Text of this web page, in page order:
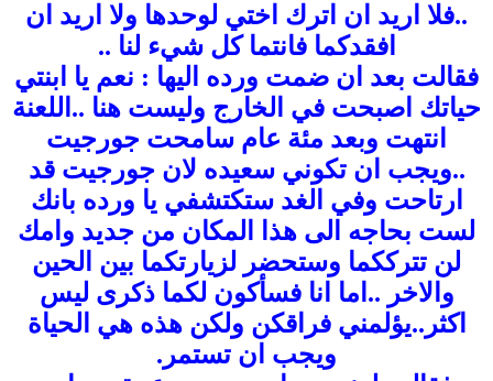
..فلا اريد ان اترك اختي لوحدها ولا اريد ان
افقدكما فانتما كل شيء لنا ..
فقالت بعد ان ضمت ورده اليها : نعم يا ابنتي
حياتك اصبحت في الخارج وليست هنا ..اللعنة
انتهت وبعد مئة عام سامحت جورجيت
..ويجب ان تكوني سعيده لان جورجيت قد
ارتاحت وفي الغد ستكتشفي يا ورده بانك
لست بحاجه الى هذا المكان من جديد وامك
لن تترككما وستحضر لزيارتكما بين الحين
والاخر .. اما انا فسأكون لكما ذكرى ليس
اكثر ..يؤلمني فراقكن ولكن هذه هي الحياة
ويجب ان تستمر.